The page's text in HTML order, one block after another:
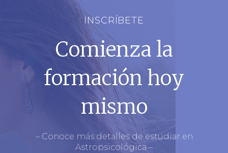
INSCRÍBETE
Comienza la
formación hoy
mismo
– Conoce más detalles de estudiar en
Astropsicológica –